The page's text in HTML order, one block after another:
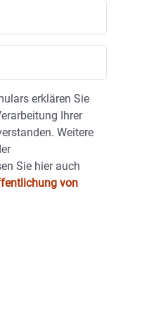
erklären Sie
Ihrer
Weitere
Sie hier auch
von